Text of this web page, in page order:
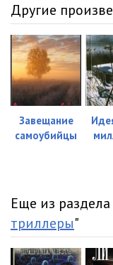
0017
Другие
Завещание
самоубийцы
Еще из раздела
триллеры"